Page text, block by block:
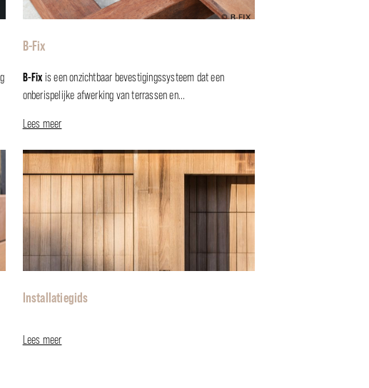
B-Fix
B-Fix is een onzichtbaar bevestigingssysteem dat een
onberispelijke afwerking van terrassen en...
Lees meer
Installatiegids
Lees meer